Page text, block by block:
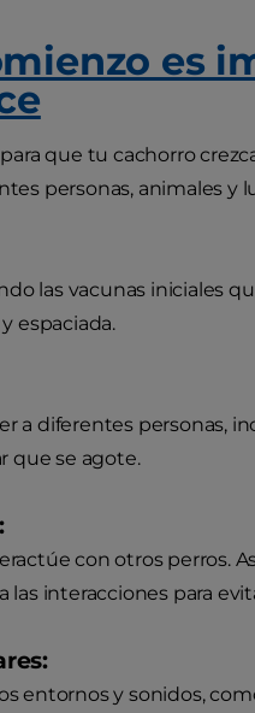
es
que tu cachorro
personas, animales y
las vacunas iniciales
espaciada.
a diferentes personas,
que se agote.
con otros perros.
las interacciones para
entornos y sonidos,